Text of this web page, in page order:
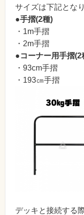
サイズは下記とな
●手摺(2種)
・1m手摺
・2m手摺
●コーナー用手摺(2
・93cm手摺
・193㎝手摺
デッキと接続する